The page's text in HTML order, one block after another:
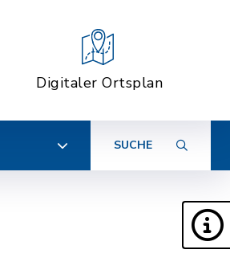
Digitaler Ortsplan
SUCHE